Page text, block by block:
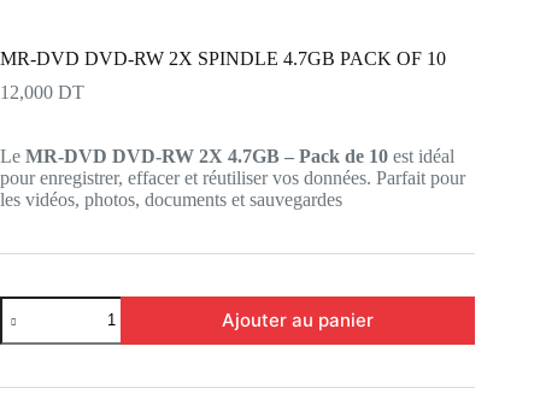
MR-DVD DVD-RW 2X SPINDLE 4.7GB PACK OF 10
12,000 DT
Le MR-DVD DVD-RW 2X 4.7GB – Pack de 10 est idéal
pour enregistrer, effacer et réutiliser vos données. Parfait pour
les vidéos, photos, documents et sauvegardes
quantité
de
MR-
DVD-
Ajouter au panier